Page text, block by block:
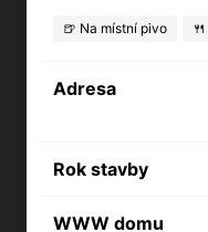
🍺 Na místní pivo
Adresa
Rok stavby
WWW domu